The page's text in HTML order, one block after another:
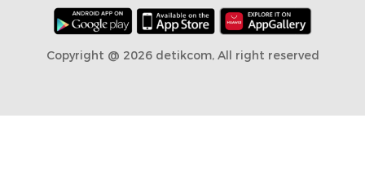
Copyright @ 2026 detikcom, All right reserved